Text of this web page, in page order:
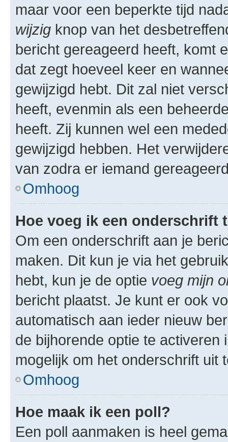
maar voor een beperkte tijd
wijzig knop van het
bericht gereageerd heeft, komt
dat zegt hoeveel keer en
gewijzigd hebt. Dit zal niet
heeft, evenmin als een
heeft. Zij kunnen wel een
gewijzigd hebben. Het
van zodra er iemand
Omhoog
Hoe voeg ik een onderschrift
Om een onderschrift aan je
maken. Dit kun je via het
hebt, kun je de optie voeg mijn
bericht plaatst. Je kunt er ook
automatisch aan ieder nieuw
de bijhorende optie te
mogelijk om het onderschrift uit
Omhoog
Hoe maak ik een poll?
Een poll aanmaken is heel